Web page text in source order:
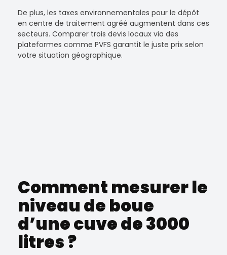
De plus, les taxes environnementales pour le dépôt
en centre de traitement agréé augmentent dans ces
secteurs. Comparer trois devis locaux via des
plateformes comme PVFS garantit le juste prix selon
votre situation géographique.
Comment mesurer le
niveau de boue
d’une cuve de 3000
litres ?